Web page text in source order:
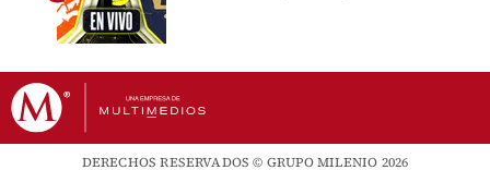
DERECHOS RESERVADOS © GRUPO MILENIO 2026